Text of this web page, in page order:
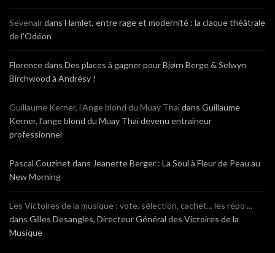
Sevenairdans Hamlet, entre rage et modernité : la claque théâtrale
de l’Odéon
Florencedans Des places à gagner pour Bjørn Berge & Selwyn
Birchwood à Andrésy !
Guillaume Kerner, l’Ange blond du Muay Thaïdans Guillaume
Kerner, l’ange blond du Muay Thaï devenu entraineur
professionnel
Pascal Couzinet dans Jeanette Berger : La Soul à Fleur de Peau au
New Morning
Les Victoires de la musique : vote, sélection, cachet... les répo ...
dans Gilles Desangles, Directeur Général des Victoires de la
Musique